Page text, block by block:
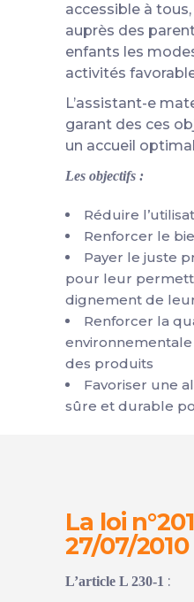
accessible à
auprès des
enfants les
activités
L’assistant-e
garant des ces
un accueil
Les objectifs :
Réduire
Renforcer le
Payer le juste
pour leur
dignement de
Renforcer la
des produits
Favoriser une
sûre et durable
La loi
27/07/2010
L’article L 230-1 :